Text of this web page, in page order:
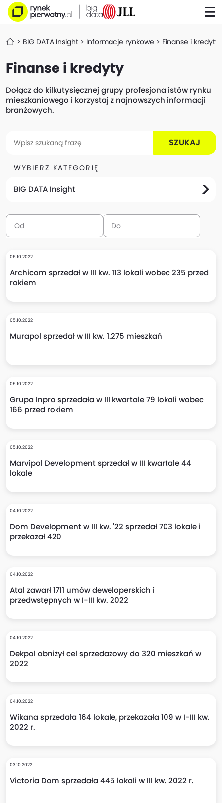
BIG DATA Insight Informacje rynkowe Finanse i kredyty
Finanse i kredyty
Dołącz do kilkutysięcznej grupy profesjonalistów rynku
mieszkaniowego i korzystaj z najnowszych informacji
branżowych.
SZUKAJ
WYBIERZ KATEGORIĘ
BIG DATA Insight
06.10.2022
Archicom sprzedał w III kw. 113 lokali wobec 235 przed
rokiem
05.10.2022
Murapol sprzedał w III kw. 1.275 mieszkań
05.10.2022
Grupa Inpro sprzedała w III kwartale 79 lokali wobec
166 przed rokiem
05.10.2022
Marvipol Development sprzedał w III kwartale 44
lokale
04.10.2022
Dom Development w III kw. '22 sprzedał 703 lokale i
przekazał 420
04.10.2022
Atal zawarł 1711 umów deweloperskich i
przedwstępnych w I-III kw. 2022
04.10.2022
Dekpol obniżył cel sprzedażowy do 320 mieszkań w
2022
04.10.2022
Wikana sprzedała 164 lokale, przekazała 109 w I-III kw.
2022 r.
03.10.2022
Victoria Dom sprzedała 445 lokali w III kw. 2022 r.